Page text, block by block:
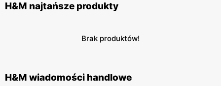
H&M najtańsze produkty
Brak produktów!
H&M wiadomości handlowe